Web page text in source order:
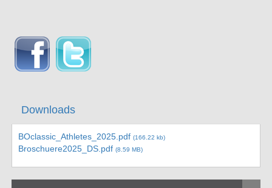
Downloads
BOclassic_Athletes_2025.pdf(166.22 kb)
Broschuere2025_DS.pdf(8.59 MB)